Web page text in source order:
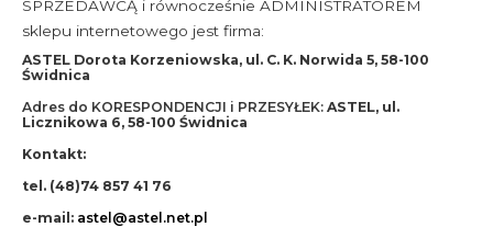
SPRZEDAWCĄ i równocześnie ADMINISTRATOREM
sklepu internetowego jest firma:
ASTEL Dorota Korzeniowska, ul. C. K. Norwida 5, 58-100
Świdnica
Adres do KORESPONDENCJI i PRZESYŁEK: ASTEL, ul.
Licznikowa 6, 58-100 Świdnica
Kontakt:
tel. (48)74 857 41 76
e-mail: astel@astel.net.pl